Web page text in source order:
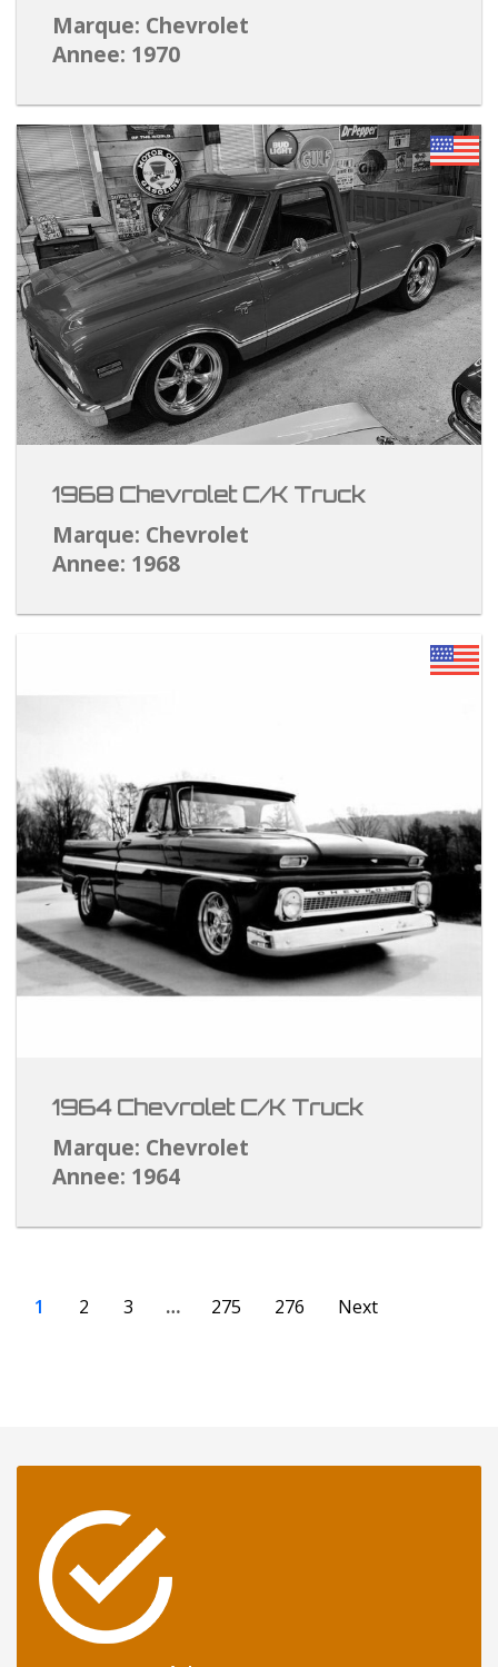
Marque: Chevrolet
Annee: 1970
1968 Chevrolet C/K Truck
Marque: Chevrolet
Annee: 1968
1964 Chevrolet C/K Truck
Marque: Chevrolet
Annee: 1964
1 2 3 … 275 276 Next